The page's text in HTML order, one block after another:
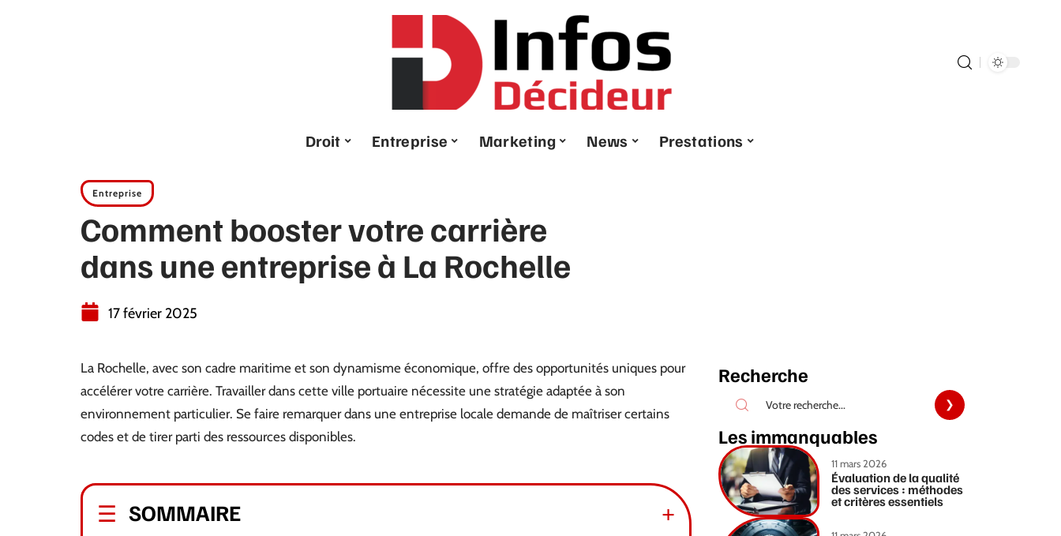
Droit Entreprise Marketing News Prestations
Entreprise
Comment booster votre carrière
dans une entreprise à La Rochelle
17 février 2025
La Rochelle, avec son cadre maritime et son dynamisme économique, offre des opportunités uniques pour
accélérer votre carrière. Travailler dans cette ville portuaire nécessite une stratégie adaptée à son
environnement particulier. Se faire remarquer dans une entreprise locale demande de maîtriser certains
codes et de tirer parti des ressources disponibles.
SOMMAIRE
Recherche
Les immanquables
11 mars 2026
Évaluation de la qualité
des services : méthodes
et critères essentiels